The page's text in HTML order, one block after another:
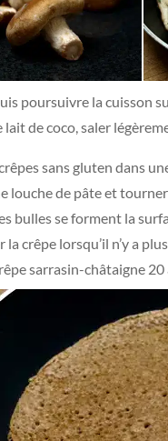
poursuivre la cuisson
de coco, saler
sans gluten dans
louche de pâte et
bulles se forment la
la crêpe lorsqu’il n’y a
sarrasin-châtaigne 20